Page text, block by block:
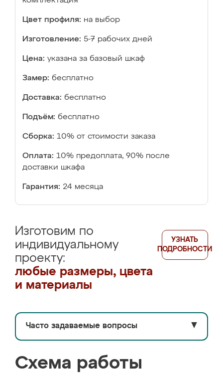
Цвет профиля: на выбор
Изготовление: 5-7 рабочих дней
Цена: указана за базовый шкаф
Замер: бесплатно
Доставка: бесплатно
Подъём: бесплатно
Сборка: 10% от стоимости заказа
Оплата: 10% предоплата, 90% после
доставки шкафа
Гарантия: 24 месяца
Изготовим по
индивидуальному
проекту:
любые размеры, цвета
и материалы
УЗНАТЬ
ПОДРОБНОСТИ
Часто задаваемые вопросы ▼
Схема работы